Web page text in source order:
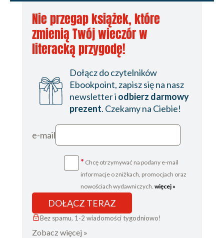
Czas, wojna i brak
Pętla czasu / 173
Odbiór / 185
Aktualizacja / 194
Oszukać czas / 200
Obecność / 228
Zakończenie / 247
Wykaz skrótów / 255
Bibliografia / 257
Indeks osobowy / 265
Nie przegap książek, które
zmienią Twój wieczór w
literacką przygodę!
Dołącz do czytelników
Ebookpoint, zapisz się na nasz
newsletter i odbierz darmowy
prezent. Czekamy na Ciebie!
e-mail
* Chcę otrzymywać na podany e-mail
informacje o zniżkach, promocjach oraz
nowościach wydawniczych. więcej »
DOŁĄCZ TERAZ
Bez spamu, 1-2 wiadomości tygodniowo!
Zobacz więcej »